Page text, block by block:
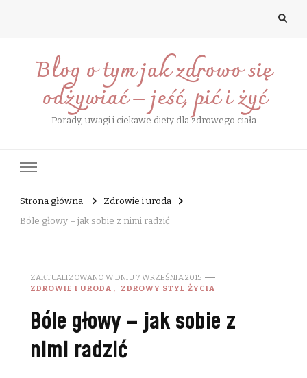
Blog o tym jak zdrowo się
odżywiać – jeść, pić i żyć
Porady, uwagi i ciekawe diety dla zdrowego ciała
Strona główna
Zdrowie i uroda
Bóle głowy – jak sobie z nimi radzić
ZAKTUALIZOWANO W DNIU 7 WRZEŚNIA 2015
ZDROWIE I URODA
ZDROWY STYL ŻYCIA
Bóle głowy – jak sobie z
nimi radzić